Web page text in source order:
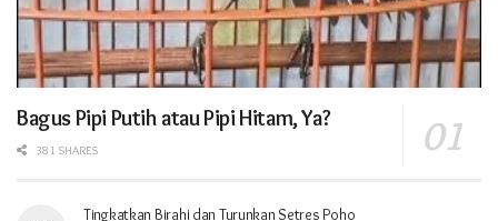
Bagus Pipi Putih atau Pipi Hitam, Ya?
381 SHARES
Tingkatkan Birahi dan Turunkan Setres Poho